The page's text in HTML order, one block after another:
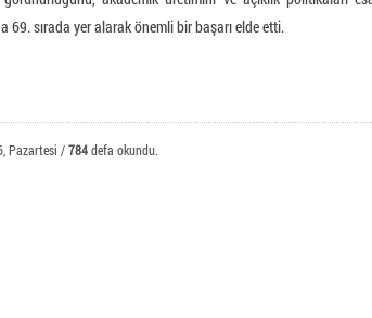
Tavşanlı Meslek Yüksekokulu
69. sırada yer alarak önemli bir başarı elde etti.
Pazartesi /784defa okundu.